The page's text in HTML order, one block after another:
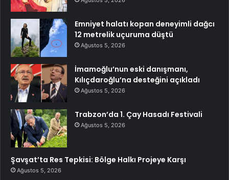
Emniyet halatı kopan deneyimli dağcı
12 metrelik uçuruma düştü
Ağustos 5, 2026
İmamoğlu’nun eski danışmanı,
Kılıçdaroğlu’na desteğini açıkladı
Ağustos 5, 2026
Trabzon’da 1. Çay Hasadı Festivali
Ağustos 5, 2026
Şavşat’ta Res Tepkisi: Bölge Halkı Projeye Karşı
Ağustos 5, 2026